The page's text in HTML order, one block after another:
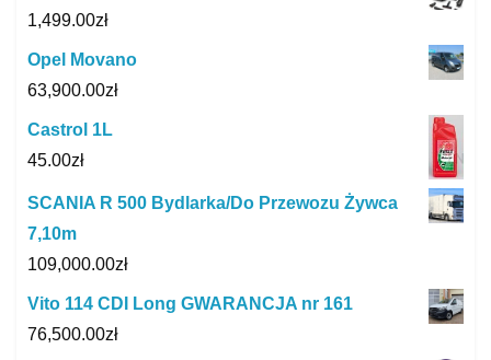
1,499.00zł
Opel Movano
63,900.00zł
Castrol 1L
45.00zł
SCANIA R 500 Bydlarka/Do Przewozu Żywca
7,10m
109,000.00zł
Vito 114 CDI Long GWARANCJA nr 161
76,500.00zł